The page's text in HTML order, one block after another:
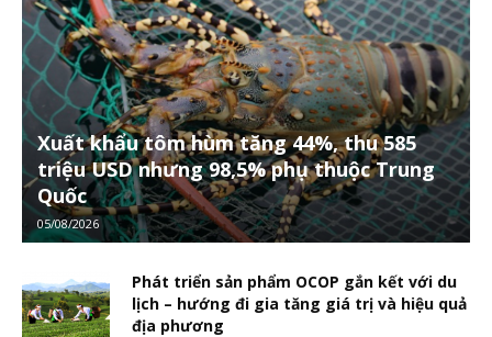
Xuất khẩu tôm hùm tăng 44%, thu 585
triệu USD nhưng 98,5% phụ thuộc Trung
Quốc
05/08/2026
Phát triển sản phẩm OCOP gắn kết với du
lịch – hướng đi gia tăng giá trị và hiệu quả
địa phương